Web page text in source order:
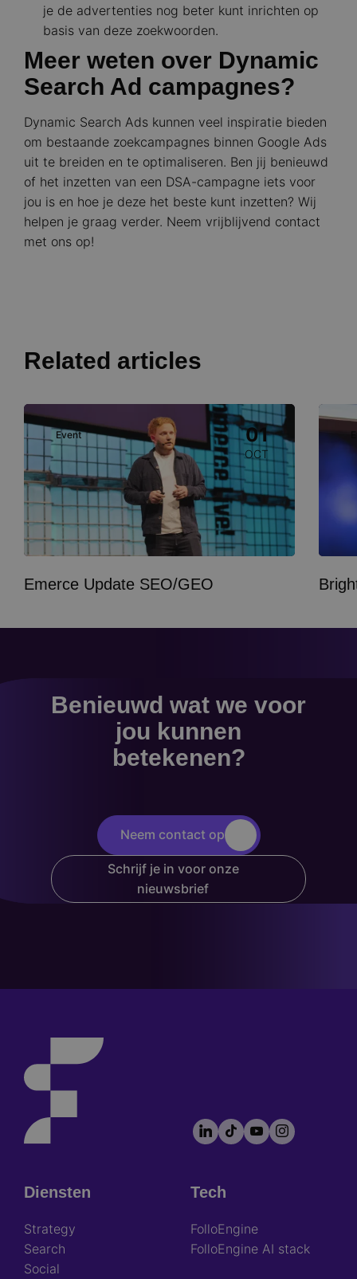
je de advertenties nog beter kunt inrichten op
basis van deze zoekwoorden.
Meer weten over Dynamic
Search Ad campagnes?
Dynamic Search Ads kunnen veel inspiratie bieden
om bestaande zoekcampagnes binnen Google Ads
uit te breiden en te optimaliseren. Ben jij benieuwd
of het inzetten van een DSA-campagne iets voor
jou is en hoe je deze het beste kunt inzetten? Wij
helpen je graag verder. Neem vrijblijvend contact
met ons op!
Related articles
Event 01
OCT
Image
Emerce Update SEO/GEO
Image
Benieuwd wat we voor
jou kunnen
betekenen?
Neem contact op
Schrijf je in voor onze
nieuwsbrief
Footer
socials
LinkedIn
TikTokYouTubeInstagram
Footer
Diensten
Strategy
Search
Social
Tech
FolloEngine
FolloEngine AI stack